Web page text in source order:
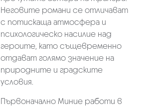
Неговите романи се отличават
с потискаща атмосфера и
психологическо насилие над
героите, като същевременно
отдават голямо значение на
природните и градските
условия.
Първоначално Миние работи в